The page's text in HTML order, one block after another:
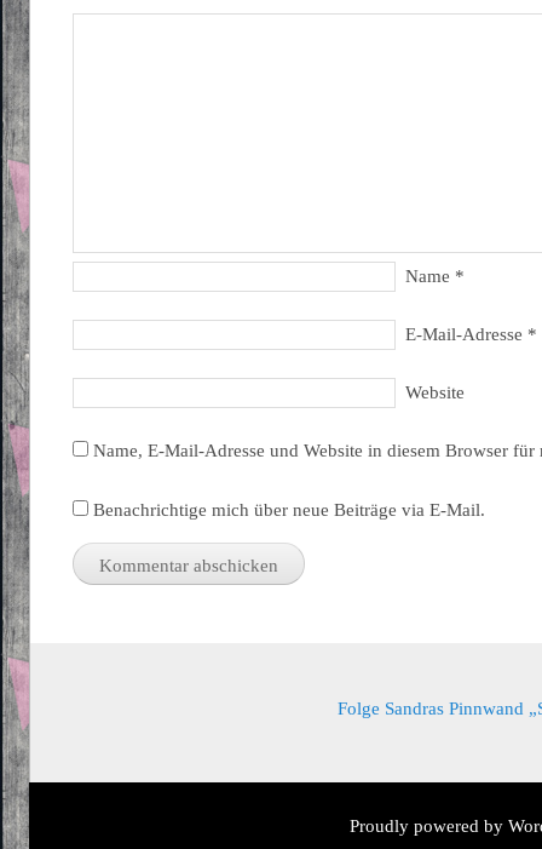
Name *
E-Mail-Adresse *
Website
Name, E-Mail-Adresse und Website in diesem Browser
Benachrichtige mich über neue Beiträge via E-Mail.
Folge Sandras Pinnwand
Proudly powered by